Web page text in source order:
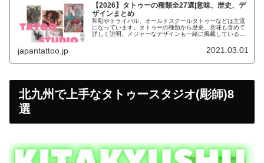
【2026】タトゥーの種類全27選|意味、歴史、デ
ザインまとめ
和彫やトライバル、オールドスクールタトゥーなどは主流
になっています。タトゥーの種類から歴史、意味も含めて
詳しく説明。メジャーなデザインも一緒に掲載しているの
japantattoo.jp 2021.03.01
北九州で上手なタトゥースタジオ(彫師)8
選